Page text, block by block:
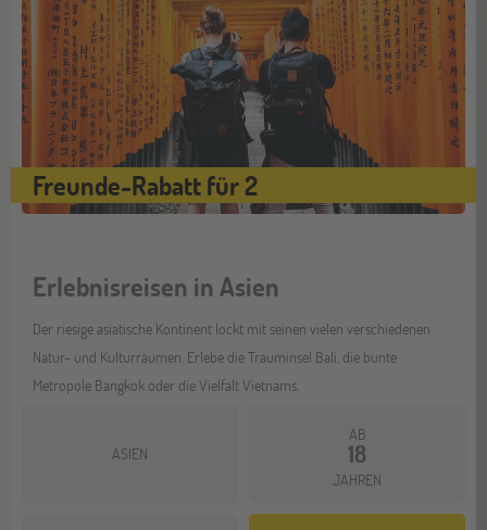
Freunde-Rabatt für 2
Erlebnisreisen in Asien
Der riesige asiatische Kontinent lockt mit seinen vielen verschiedenen
Natur- und Kulturräumen. Erlebe die Trauminsel Bali, die bunte
Metropole Bangkok oder die Vielfalt Vietnams.
ASIEN
AB
18
JAHREN